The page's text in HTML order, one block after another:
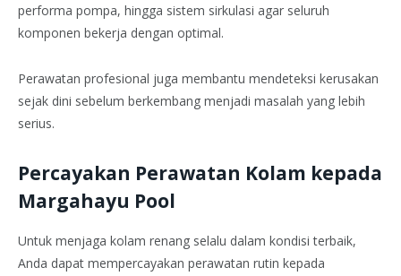
performa pompa, hingga sistem sirkulasi agar seluruh
komponen bekerja dengan optimal.
Perawatan profesional juga membantu mendeteksi kerusakan
sejak dini sebelum berkembang menjadi masalah yang lebih
serius.
Percayakan Perawatan Kolam kepada
Margahayu Pool
Untuk menjaga kolam renang selalu dalam kondisi terbaik,
Anda dapat mempercayakan perawatan rutin kepada